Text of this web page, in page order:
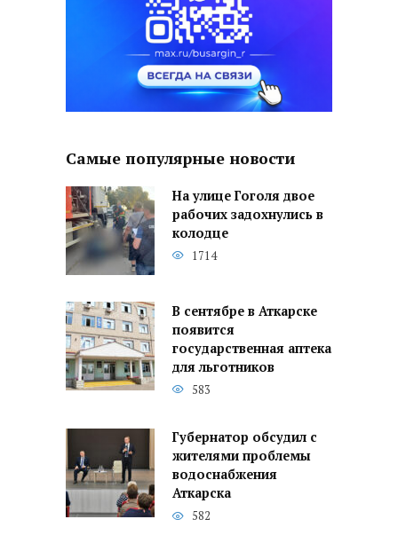
Самые популярные новости
На улице Гоголя двое
рабочих задохнулись в
колодце
1714
В сентябре в Аткарске
появится
государственная аптека
для льготников
583
Губернатор обсудил с
жителями проблемы
водоснабжения
Аткарска
582